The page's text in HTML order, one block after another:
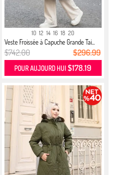
10 12 14 16 18 20
Veste Froissée à Capuche Grande Tai...
$742.00 $296.99
POUR AUJOURD HUI$178.19